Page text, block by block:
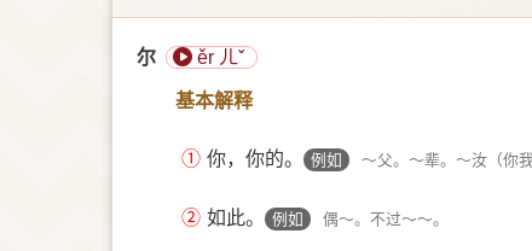
尔 ěr ㄦˇ
基本解释
① 你，你的。 例如 ～父。～辈。～汝（你
② 如此。 例如 偶～。不过～～。